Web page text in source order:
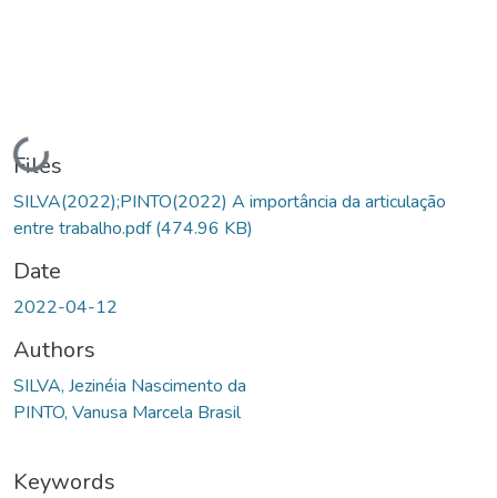
Loading...
Files
SILVA(2022);PINTO(2022) A importância da articulação
entre trabalho.pdf(474.96 KB)
Date
2022-04-12
Authors
SILVA, Jezinéia Nascimento da
PINTO, Vanusa Marcela Brasil
Keywords